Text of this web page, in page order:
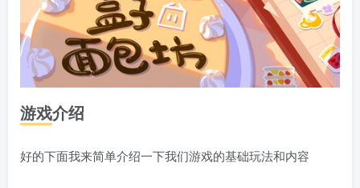
游戏介绍
好的下面我来简单介绍一下我们游戏的基础玩法和内容